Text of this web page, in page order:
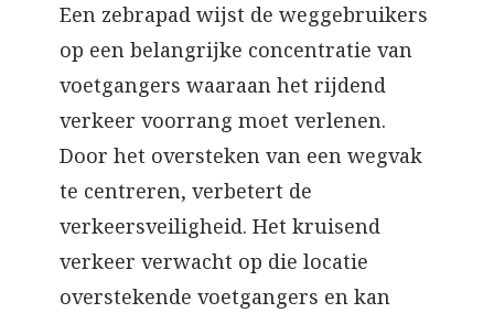
Een zebrapad wijst de weggebruikers
op een belangrijke concentratie van
voetgangers waaraan het rijdend
verkeer voorrang moet verlenen.
Door het oversteken van een wegvak
te centreren, verbetert de
verkeersveiligheid. Het kruisend
verkeer verwacht op die locatie
overstekende voetgangers en kan